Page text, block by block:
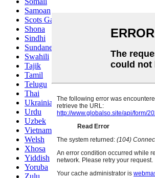
Samoan
Scots Gaelic
Shona
Sindhi
Sundanese
Swahili
Tajik
Tamil
Telugu
Thai
Ukrainian
Urdu
Uzbek
Vietnamese
Welsh
Xhosa
Yiddish
Yoruba